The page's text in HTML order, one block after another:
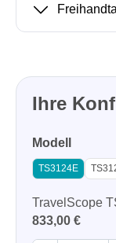
Ihre
Modell
TS3124E
TravelScope
833,00 €